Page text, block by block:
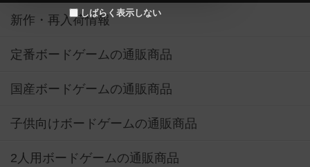
しばらく表示しない
新作・再入荷情報
定番ボードゲームの通販商品
国産ボードゲームの通販商品
子供向けボードゲームの通販商品
2人用ボードゲームの通販商品